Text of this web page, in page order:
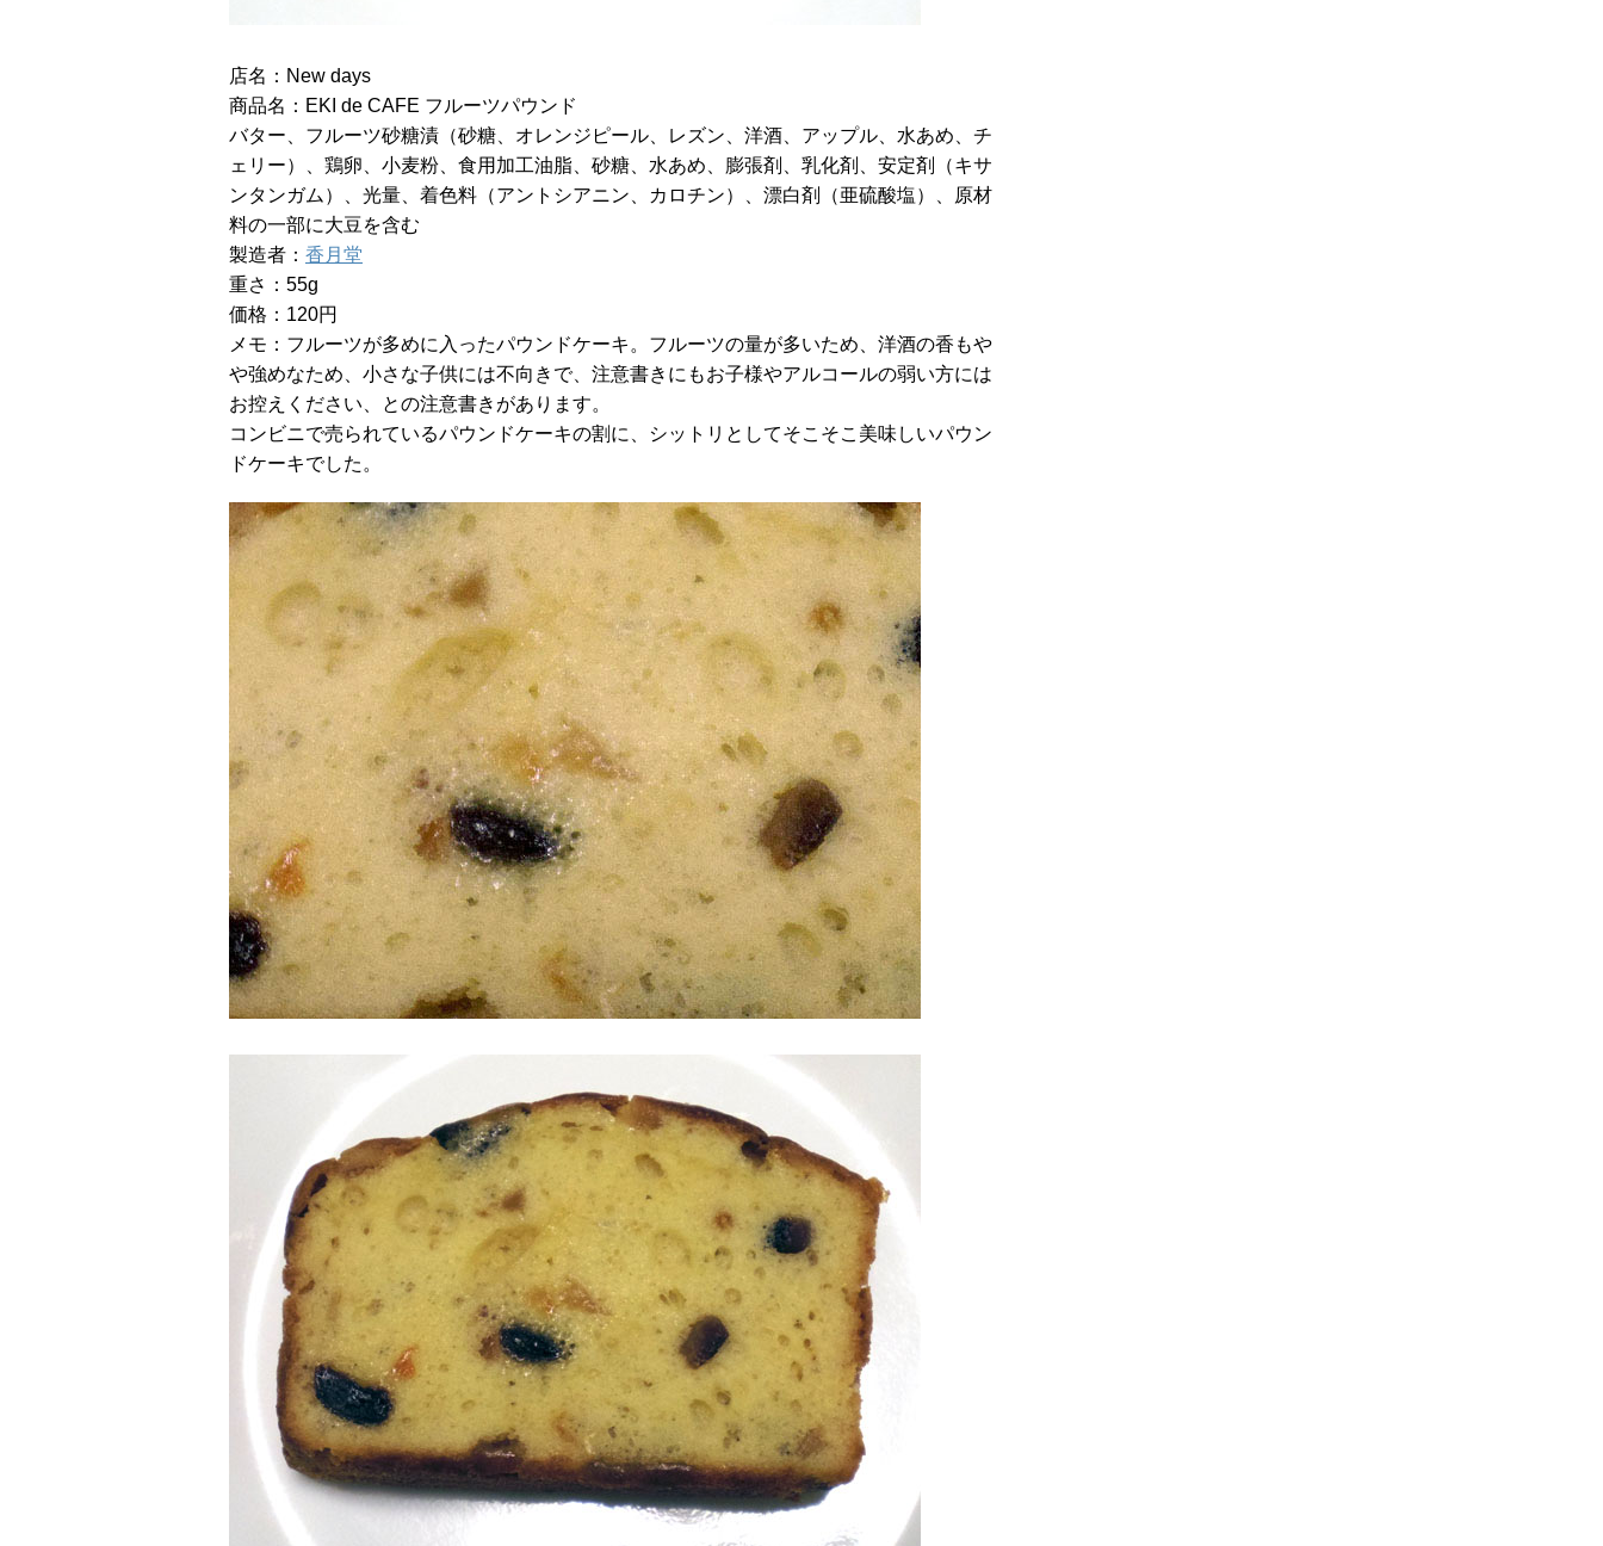
店名：New days
商品名：EKI de CAFE フルーツパウンド
バター、フルーツ砂糖漬（砂糖、オレンジピール、レズン、洋酒、アップル、水あめ、チ
ェリー）、鶏卵、小麦粉、食用加工油脂、砂糖、水あめ、膨張剤、乳化剤、安定剤（キサ
ンタンガム）、光量、着色料（アントシアニン、カロチン）、漂白剤（亜硫酸塩）、原材
料の一部に大豆を含む
製造者： 香月堂
重さ：55g
価格：120円
メモ：フルーツが多めに入ったパウンドケーキ。フルーツの量が多いため、洋酒の香もや
や強めなため、小さな子供には不向きで、注意書きにもお子様やアルコールの弱い方には
お控えください、との注意書きがあります。
コンビニで売られているパウンドケーキの割に、シットリとしてそこそこ美味しいパウン
ドケーキでした。